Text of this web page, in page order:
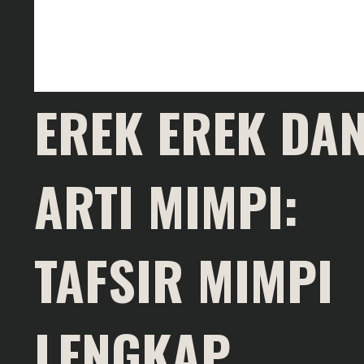
EREK EREK
ARTI MIMPI:
TAFSIR MIMPI